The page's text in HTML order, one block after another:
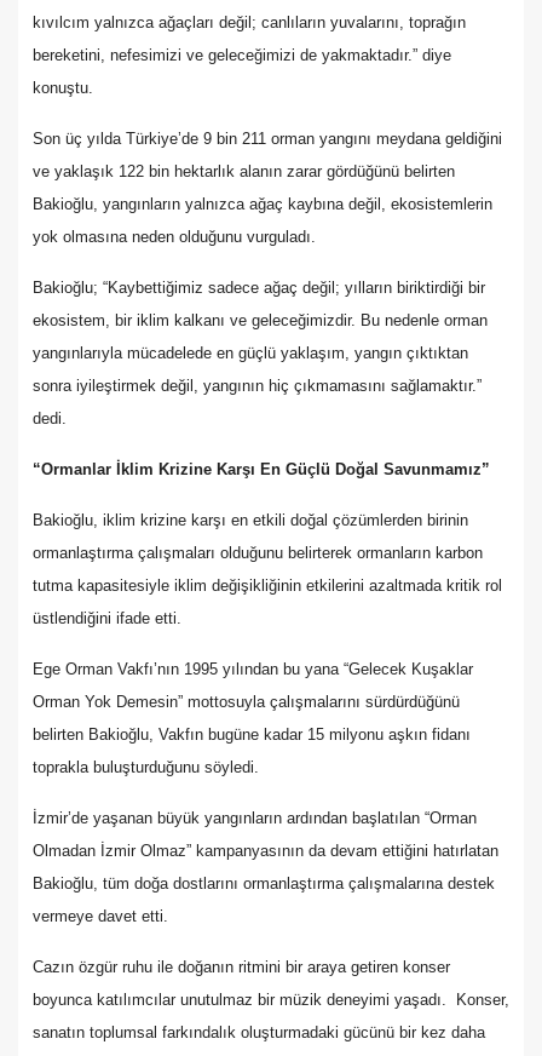
kıvılcım yalnızca ağaçları değil; canlıların yuvalarını, toprağın
bereketini, nefesimizi ve geleceğimizi de yakmaktadır.” diye
konuştu.
Son üç yılda Türkiye’de 9 bin 211 orman yangını meydana geldiğini
ve yaklaşık 122 bin hektarlık alanın zarar gördüğünü belirten
Bakioğlu, yangınların yalnızca ağaç kaybına değil, ekosistemlerin
yok olmasına neden olduğunu vurguladı.
Bakioğlu; “Kaybettiğimiz sadece ağaç değil; yılların biriktirdiği bir
ekosistem, bir iklim kalkanı ve geleceğimizdir. Bu nedenle orman
yangınlarıyla mücadelede en güçlü yaklaşım, yangın çıktıktan
sonra iyileştirmek değil, yangının hiç çıkmamasını sağlamaktır.”
dedi.
“Ormanlar İklim Krizine Karşı En Güçlü Doğal Savunmamız”
Bakioğlu, iklim krizine karşı en etkili doğal çözümlerden birinin
ormanlaştırma çalışmaları olduğunu belirterek ormanların karbon
tutma kapasitesiyle iklim değişikliğinin etkilerini azaltmada kritik rol
üstlendiğini ifade etti.
Ege Orman Vakfı’nın 1995 yılından bu yana “Gelecek Kuşaklar
Orman Yok Demesin” mottosuyla çalışmalarını sürdürdüğünü
belirten Bakioğlu, Vakfın bugüne kadar 15 milyonu aşkın fidanı
toprakla buluşturduğunu söyledi.
İzmir’de yaşanan büyük yangınların ardından başlatılan “Orman
Olmadan İzmir Olmaz” kampanyasının da devam ettiğini hatırlatan
Bakioğlu, tüm doğa dostlarını ormanlaştırma çalışmalarına destek
vermeye davet etti.
Cazın özgür ruhu ile doğanın ritmini bir araya getiren konser
boyunca katılımcılar unutulmaz bir müzik deneyimi yaşadı. Konser,
sanatın toplumsal farkındalık oluşturmadaki gücünü bir kez daha